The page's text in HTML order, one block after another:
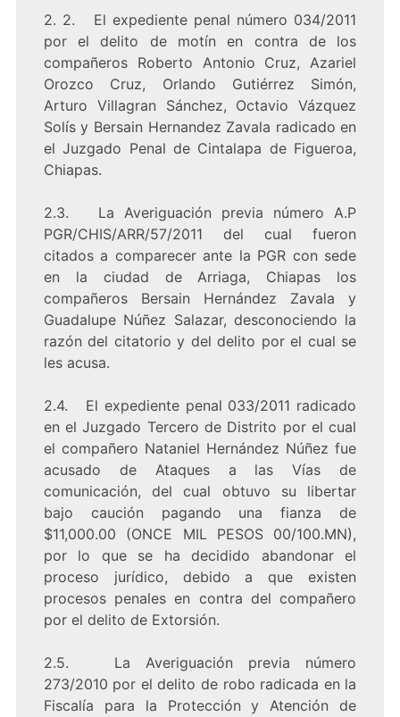
2. 2. El expediente penal número 034/2011
por el delito de motín en contra de los
compañeros Roberto Antonio Cruz, Azariel
Orozco Cruz, Orlando Gutiérrez Simón,
Arturo Villagran Sánchez, Octavio Vázquez
Solís y Bersain Hernandez Zavala radicado en
el Juzgado Penal de Cintalapa de Figueroa,
Chiapas.
2.3. La Averiguación previa número A.P
PGR/CHIS/ARR/57/2011 del cual fueron
citados a comparecer ante la PGR con sede
en la ciudad de Arriaga, Chiapas los
compañeros Bersain Hernández Zavala y
Guadalupe Núñez Salazar, desconociendo la
razón del citatorio y del delito por el cual se
les acusa.
2.4. El expediente penal 033/2011 radicado
en el Juzgado Tercero de Distrito por el cual
el compañero Nataniel Hernández Núñez fue
acusado de Ataques a las Vías de
comunicación, del cual obtuvo su libertar
bajo caución pagando una fianza de
$11,000.00 (ONCE MIL PESOS 00/100.MN),
por lo que se ha decidido abandonar el
proceso jurídico, debido a que existen
procesos penales en contra del compañero
por el delito de Extorsión.
2.5. La Averiguación previa número
273/2010 por el delito de robo radicada en la
Fiscalía para la Protección y Atención de